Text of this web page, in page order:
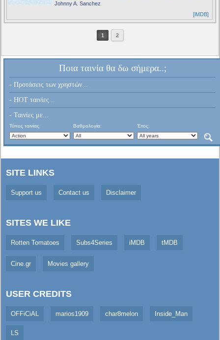
Johnny A. Sanchez
[iMDB]
1 2
Ποια ταινία θα δω σήμερα..;
- Προτάσεις των χρηστών...
- HOT ταινίες...
- Ταινίες με...
Τύπος ταινίας: Βαθμολογία: Έτος:
SITE LINKS
Support us Contact us Disclaimer
SITES WE LIKE
Rotten Tomatoes Subs4Series iMDB tMDB
Cine.gr Movies gallery
USER CREDITS
OFFiCiAL marios1909 char8melon Inside_Man
LS